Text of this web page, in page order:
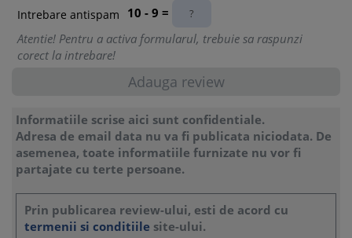
Intrebare antispam
10 - 9 =
Atentie! Pentru a activa formularul, trebuie sa raspunzi
corect la intrebare!
Informatiile scrise aici sunt confidentiale.
Adresa de email data nu va fi publicata niciodata. De
asemenea, toate informatiile furnizate nu vor fi
partajate cu terte persoane.
Prin publicarea review-ului, esti de acord cu
termenii si conditiile site-ului.